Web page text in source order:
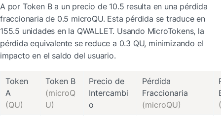
A por Token B a un precio de 10.5 resulta en una pérdida
fraccionaria de 0.5 microQU. Esta pérdida se traduce en
155.5 unidades en la QWALLET. Usando MicroTokens, la
pérdida equivalente se reduce a 0.3 QU, minimizando el
impacto en el saldo del usuario.
Token
(QU)
(microQ
U)
Precio de
Intercambi
o
Pérdida
(microQU)